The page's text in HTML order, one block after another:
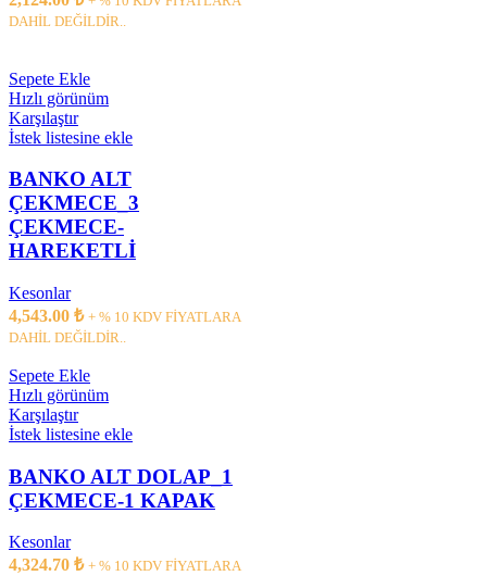
DAHİL DEĞİLDİR..
Sepete Ekle
Hızlı görünüm
Karşılaştır
İstek listesine ekle
BANKO ALT
ÇEKMECE_3
ÇEKMECE-
HAREKETLİ
Kesonlar
4,543.00 ₺ + % 10 KDV FİYATLARA
DAHİL DEĞİLDİR..
Sepete Ekle
Hızlı görünüm
Karşılaştır
İstek listesine ekle
BANKO ALT DOLAP_1
ÇEKMECE-1 KAPAK
Kesonlar
4,324.70 ₺ + % 10 KDV FİYATLARA